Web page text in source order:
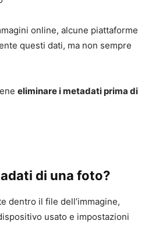
online, alcune piattaforme
questi dati, ma non sempre
eliminare i metadati prima di
di una foto?
dentro il file dell’immagine,
usato e impostazioni